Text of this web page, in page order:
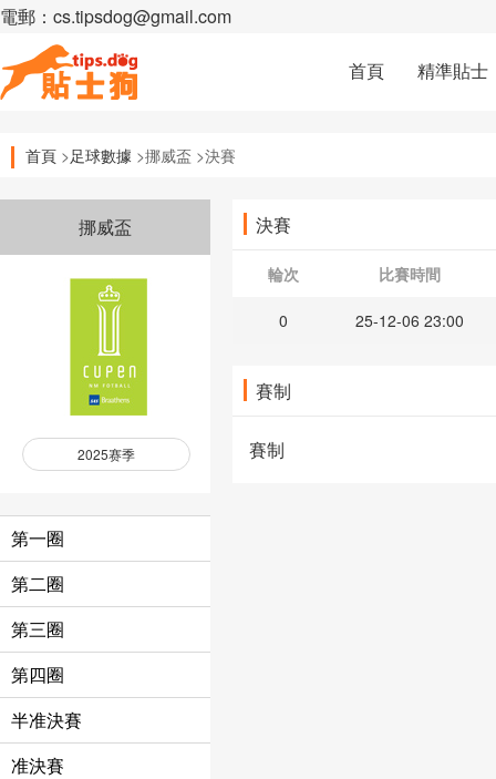
電郵：cs.tipsdog@gmail.com
首頁 精準貼士
首頁 >足球數據 >挪威盃 >決賽
挪威盃
2025赛季
第一圈
第二圈
第三圈
第四圈
半准決賽
准決賽
決賽
輪次 比賽時間
0 25-12-06 23:00
賽制
賽制